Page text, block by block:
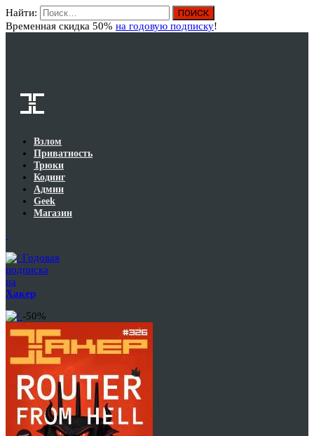
Найти:
Временная скидка 50% на годовую подписку!
Взлом
Приватность
Трюки
Кодинг
Админ
Geek
Магазин
Годовая
подписка
на
Хакер
-50%